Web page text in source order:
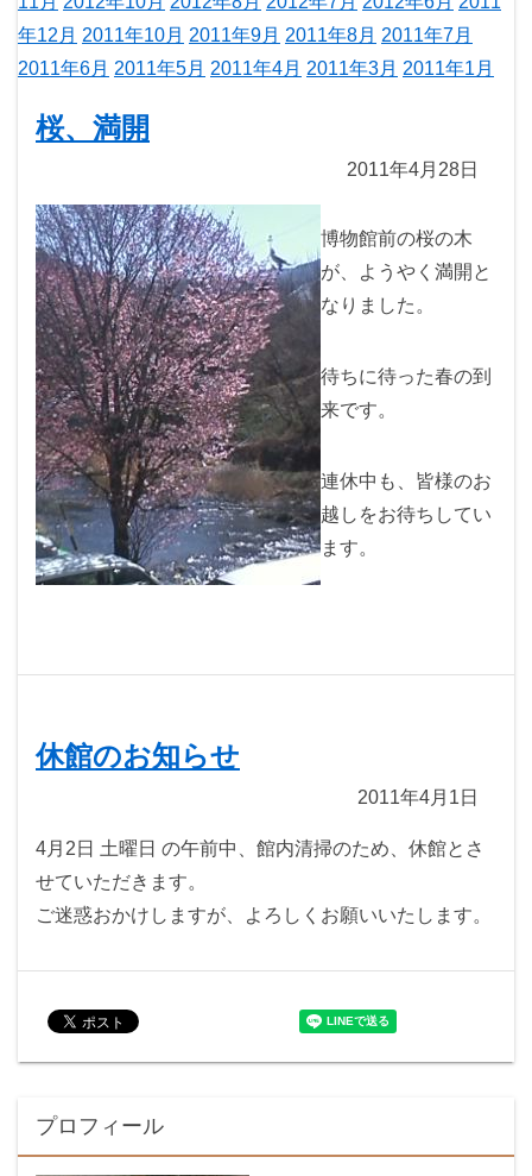
年12月 2011年10月 2011年9月 2011年8月 2011年7月
2011年6月 2011年5月 2011年4月 2011年3月 2011年1月
桜、満開
2011年4月28日
博物館前の桜の木
が、ようやく満開と
なりました。
待ちに待った春の到
来です。
連休中も、皆様のお
越しをお待ちしてい
ます。
休館のお知らせ
2011年4月1日
4月2日 土曜日 の午前中、館内清掃のため、休館とさ
せていただきます。
ご迷惑おかけしますが、よろしくお願いいたします。
プロフィール